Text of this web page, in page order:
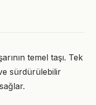
temel taşı. Tek
sürdürülebilir